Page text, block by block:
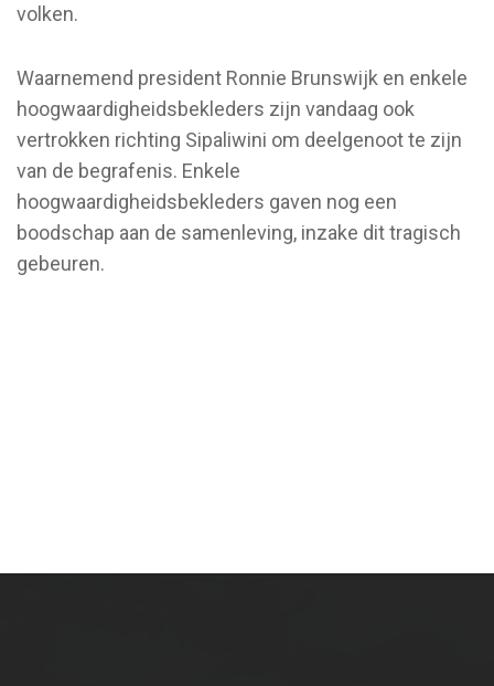
volken.
Waarnemend president Ronnie Brunswijk en enkele
hoogwaardigheidsbekleders zijn vandaag ook
vertrokken richting Sipaliwini om deelgenoot te zijn
van de begrafenis. Enkele
hoogwaardigheidsbekleders gaven nog een
boodschap aan de samenleving, inzake dit tragisch
gebeuren.